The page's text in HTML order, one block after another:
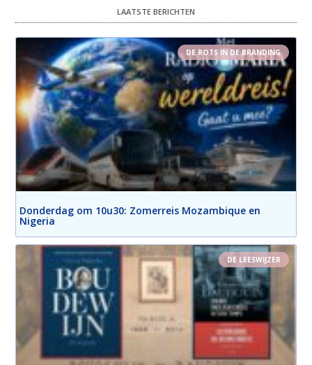
LAATSTE BERICHTEN
DE ROTS IN DE BRANDING
Donderdag om 10u30: Zomerreis Mozambique en
Nigeria
DE LEESWIJZER